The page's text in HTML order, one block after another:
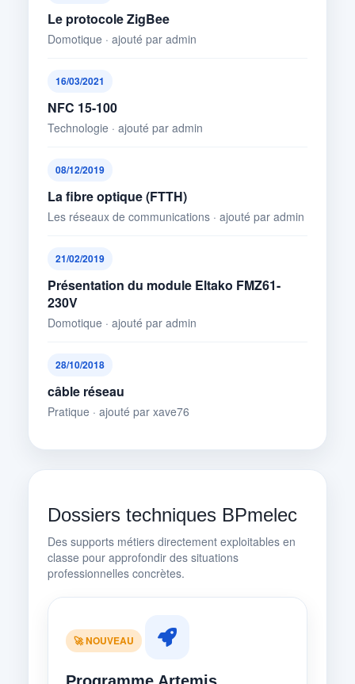
Le protocole ZigBee
Domotique · ajouté par admin
16/03/2021
NFC 15-100
Technologie · ajouté par admin
08/12/2019
La fibre optique (FTTH)
Les réseaux de communications · ajouté par admin
21/02/2019
Présentation du module Eltako FMZ61-
230V
Domotique · ajouté par admin
28/10/2018
câble réseau
Pratique · ajouté par xave76
Dossiers techniques BPmelec
Des supports métiers directement exploitables en
classe pour approfondir des situations
professionnelles concrètes.
🚀 NOUVEAU